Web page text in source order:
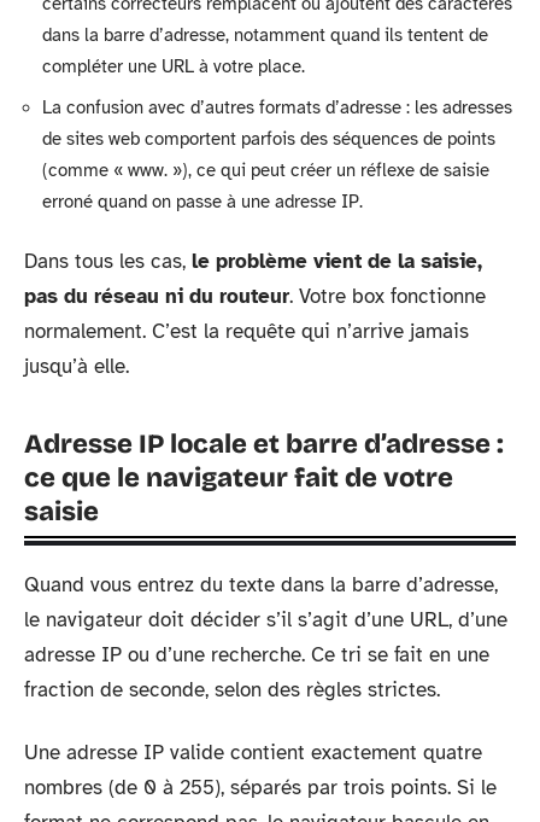
dans la barre d’adresse, notamment quand ils tentent de
compléter une URL à votre place.
La confusion avec d’autres formats d’adresse : les adresses
de sites web comportent parfois des séquences de points
(comme « www. »), ce qui peut créer un réflexe de saisie
erroné quand on passe à une adresse IP.
Dans tous les cas, le problème vient de la saisie,
pas du réseau ni du routeur. Votre box fonctionne
normalement. C’est la requête qui n’arrive jamais
jusqu’à elle.
Adresse IP locale et barre d’adresse :
ce que le navigateur fait de votre
saisie
Quand vous entrez du texte dans la barre d’adresse,
le navigateur doit décider s’il s’agit d’une URL, d’une
adresse IP ou d’une recherche. Ce tri se fait en une
fraction de seconde, selon des règles strictes.
Une adresse IP valide contient exactement quatre
nombres (de 0 à 255), séparés par trois points. Si le